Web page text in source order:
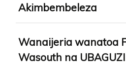
Akimbembeleza
Wanaijeria wanatoa
Wasouth na